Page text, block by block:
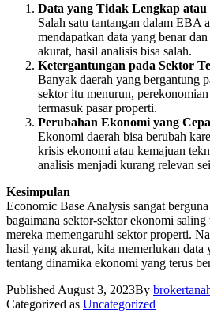
Data yang Tidak Lengkap
Salah satu tantangan dalam EBA
mendapatkan data yang benar
akurat, hasil analisis bisa salah.
Ketergantungan pada Sektor
Banyak daerah yang bergantung
sektor itu menurun,
termasuk pasar properti.
Perubahan Ekonomi yang
Ekonomi daerah bisa berubah
krisis ekonomi atau kemajuan
analisis menjadi kurang relevan
Kesimpulan
Economic Base Analysis sangat
bagaimana sektor-sektor ekonomi saling
mereka memengaruhi sektor properti.
hasil yang akurat, kita memerlukan data
tentang dinamika ekonomi yang terus
Published August 3, 2023By
Categorized as Uncategorized